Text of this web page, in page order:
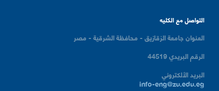
التواصل مع الكليه
العنوان جامعة الزقازيق - محافظة الشرقية - مصر
الرقم البريدي44519
البريد الألكتروني
info-eng@zu.edu.eg